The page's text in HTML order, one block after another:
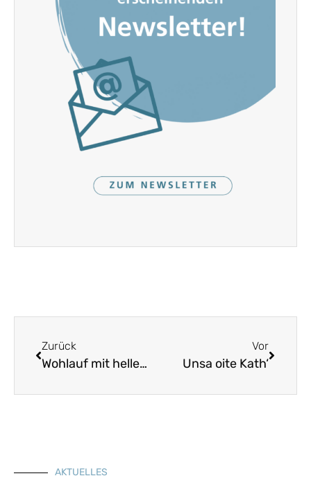
Zurück
Wohlauf mit hellem Singen
Vor
Unsa oite Kath‘
AKTUELLES